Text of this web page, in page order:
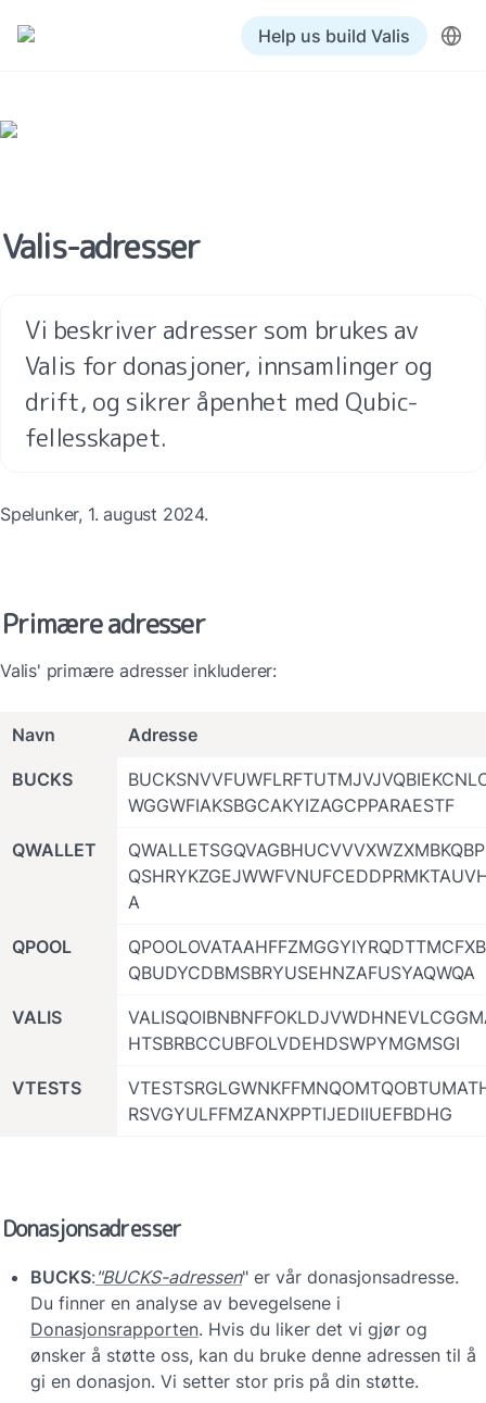
Help us build Valis
Valis-adresser
Vi beskriver adresser som brukes av
Valis for donasjoner, innsamlinger og
drift, og sikrer åpenhet med Qubic-
fellesskapet.
Spelunker, 1. august 2024.
Primære adresser
Valis' primære adresser inkluderer:
Navn Adresse
BUCKS
WGGWFIAKSBGCAKYIZAGCPPARAESTF
QWALLET
A
QPOOL
QPOOLOVATAAHFFZMGGYIYRQDTTMCFXB
QBUDYCDBMSBRYUSEHNZAFUSYAQWQA
VALIS
HTSBRBCCUBFOLVDEHDSWPYMGMSGI
VTESTS
RSVGYULFFMZANXPPTIJEDIIUEFBDHG
Donasjonsadresser
BUCKS:"BUCKS-adressen" er vår donasjonsadresse.
Donasjonsrapporten. Hvis du liker det vi gjør og
ønsker å støtte oss, kan du bruke denne adressen til å
gi en donasjon. Vi setter stor pris på din støtte.